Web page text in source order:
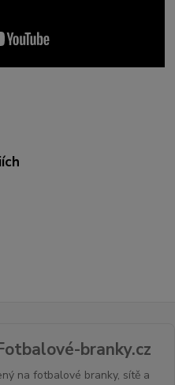
branky.cz
na fotbalové branky, sítě a